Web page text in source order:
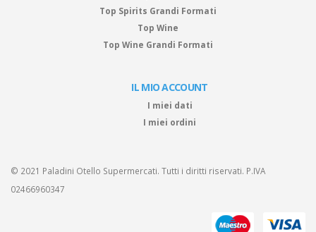
Top Spirits Grandi Formati
Top Wine
Top Wine Grandi Formati
IL MIO ACCOUNT
I miei dati
I miei ordini
© 2021 Paladini Otello Supermercati. Tutti i diritti riservati. P.IVA
02466960347